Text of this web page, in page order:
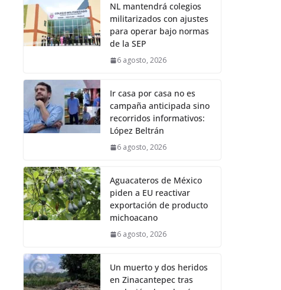
NL mantendrá colegios
militarizados con ajustes
para operar bajo normas
de la SEP
6 agosto, 2026
Ir casa por casa no es
campaña anticipada sino
recorridos informativos:
López Beltrán
6 agosto, 2026
Aguacateros de México
piden a EU reactivar
exportación de producto
michoacano
6 agosto, 2026
Un muerto y dos heridos
en Zinacantepec tras